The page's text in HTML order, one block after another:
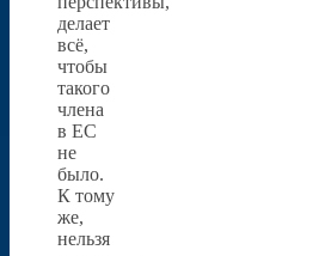
делает
всё,
чтобы
такого
члена
в ЕС
не
было.
К тому
же,
нельзя